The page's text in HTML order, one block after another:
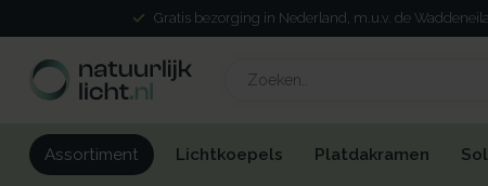
Gratis bezorging in Nederland, m.u.v. de
Assortiment Lichtkoepels Platdakramen